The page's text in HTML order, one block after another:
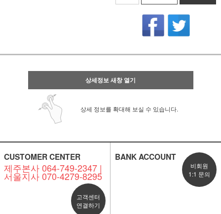
상세정보 새창 열기
상세 정보를 확대해 보실 수 있습니다.
CUSTOMER CENTER
제주본사 064-749-2347 |
서울지사 070-4279-8295
고객센터
연결하기
BANK ACCOUNT
비회원
1:1 문의